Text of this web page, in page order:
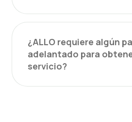
¿ALLO requiere algún
adelantado para
servicio?